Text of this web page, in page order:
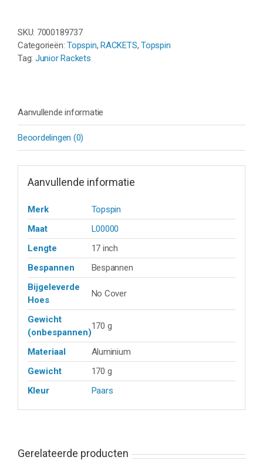
/
WIT
aantal
SKU: 7000189737
Categorieën:Topspin,RACKETS,Topspin
Tag: Junior Rackets
Aanvullende informatie
Beoordelingen (0)
Aanvullende informatie
Merk
Topspin
Maat
L00000
Lengte
17 inch
Bespannen
Bespannen
Bijgeleverde
Hoes
No Cover
Gewicht
(onbespannen)
170 g
Materiaal
Aluminium
Gewicht
170 g
Kleur
Paars
Gerelateerde producten